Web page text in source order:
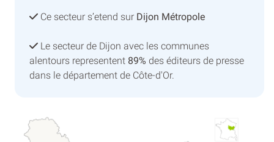
Ce secteur s’etend sur Dijon Métropole
Le secteur de Dijon avec les communes
alentours representent 89% des éditeurs de presse
dans le département de Côte-d'Or.